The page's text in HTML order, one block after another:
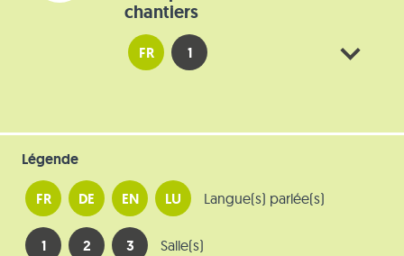
chantiers
FR 1
Légende
FR DE EN LU Langue(s) parlée(s)
1 2 3 Salle(s)